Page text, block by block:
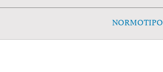
NORMOTIPO